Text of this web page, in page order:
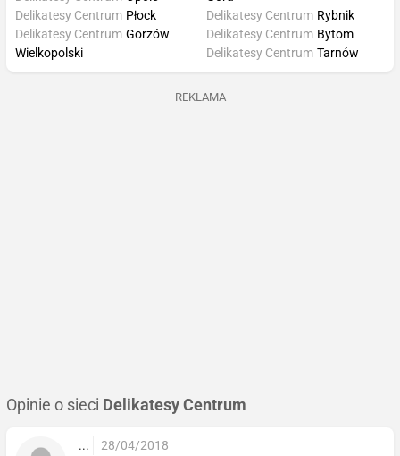
Delikatesy Centrum Płock
Delikatesy Centrum Gorzów
Wielkopolski
Delikatesy Centrum Rybnik
Delikatesy Centrum Bytom
Delikatesy Centrum Tarnów
REKLAMA
Opinie o sieci Delikatesy Centrum
... 28/04/2018